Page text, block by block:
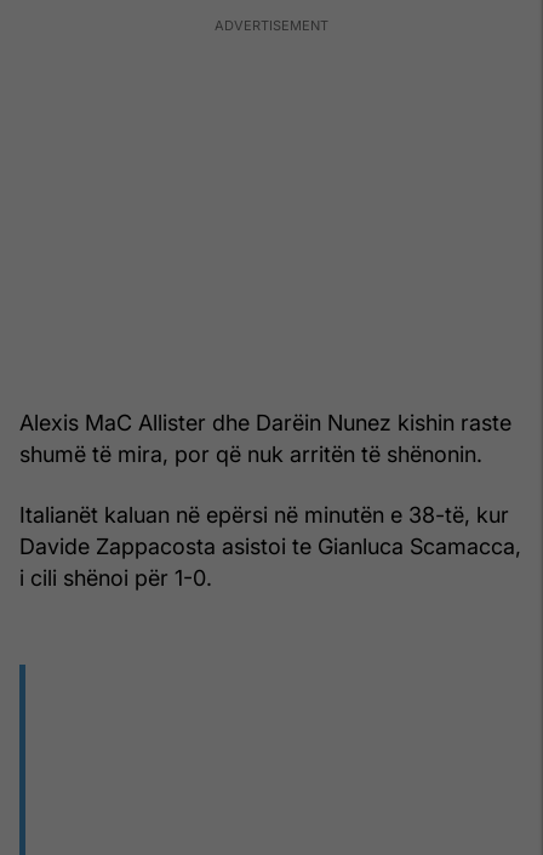
Alexis MaC Allister dhe Darëin Nunez kishin raste
shumë të mira, por që nuk arritën të shënonin.
Italianët kaluan në epërsi në minutën e 38-të, kur
Davide Zappacosta asistoi te Gianluca Scamacca,
i cili shënoi për 1-0.